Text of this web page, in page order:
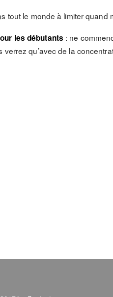
tout le monde à limiter quand
les débutants : ne
verrez qu’avec de la